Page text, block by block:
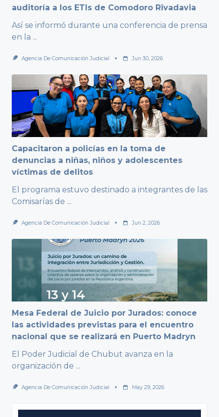
auditoría a los ETIs de Comodoro Rivadavia
Así se informó durante una conferencia de prensa
en la ...
Agencia De Comunicación Judicial Jun 30, 2026
Capacitaron a policías en la toma de
denuncias a niñas, niños y adolescentes
víctimas de delitos
El programa estuvo destinado a integrantes de las
Comisarías de ...
Agencia De Comunicación Judicial Jun 2, 2026
Mesa Federal de Juicio por Jurados: conoce
las actividades previstas para el encuentro
nacional que se realizará en Puerto Madryn
El Poder Judicial de Chubut avanza en la
organización de ...
Agencia De Comunicación Judicial May 29, 2026